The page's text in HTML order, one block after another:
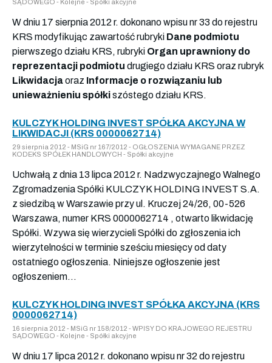
SĄDOWEGO - Kolejne - Spółki akcyjne
W dniu 17 sierpnia 2012 r. dokonano wpisu nr 33 do rejestru
KRS modyfikując zawartość rubryki Dane podmiotu
pierwszego działu KRS, rubryki Organ uprawniony do
reprezentacji podmiotu drugiego działu KRS oraz rubryk
Likwidacjaoraz Informacje o rozwiązaniu lub
unieważnieniu spółkiszóstego działu KRS.
KULCZYK HOLDING INVEST SPÓŁKA AKCYJNA W
LIKWIDACJI (KRS 0000062714)
29 sierpnia 2012 - MSiG nr 167/2012 - OGŁOSZENIA WYMAGANE PRZEZ
KODEKS SPÓŁEK HANDLOWYCH - Spółki akcyjne
Uchwałą z dnia 13 lipca 2012 r. Nadzwyczajnego Walnego
Zgromadzenia Spółki KULCZYK HOLDING INVEST S.A.
z siedzibą w Warszawie przy ul. Kruczej 24/26, 00-526
Warszawa, numer KRS 0000062714 , otwarto likwidację
Spółki. Wzywa się wierzycieli Spółki do zgłoszenia ich
wierzytelności w terminie sześciu miesięcy od daty
ostatniego ogłoszenia. Niniejsze ogłoszenie jest
ogłoszeniem...
KULCZYK HOLDING INVEST SPÓŁKA AKCYJNA (KRS
0000062714)
16 sierpnia 2012 - MSiG nr 158/2012 - WPISY DO KRAJOWEGO REJESTRU
SĄDOWEGO - Kolejne - Spółki akcyjne
W dniu 17 lipca 2012 r. dokonano wpisu nr 32 do rejestru